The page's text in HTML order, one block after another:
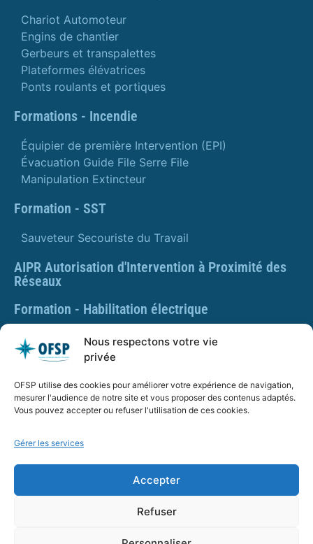
Nous respectons votre vie
privée
OFSP utilise des cookies pour améliorer votre expérience de navigation,
mesurer l'audience de notre site et vous proposer des contenus adaptés.
Vous pouvez accepter ou refuser l'utilisation de ces cookies.
Gérer les services
Accepter
Refuser
Chariot Automoteur
Engins de chantier
Gerbeurs et transpalettes
Plateformes élévatrices
Ponts roulants et portiques
Formations - Incendie
Équipier de première Intervention (EPI)
Évacuation Guide File Serre File
Manipulation Extincteur
Formation - SST
Sauveteur Secouriste du Travail
AIPR Autorisation d'Intervention à Proximité des
Réseaux
Formation - Habilitation électrique
Formation - Gestes et postures
Formation Gestes et Postures - Prévention des TMS
PLAQUETTE DE PRÉSENTATION OFSP
Numéro de déclaration d’activité : 84 01 01924 01 auprès
du préfet de région Auvergne Rhône Alpes, Ne vaut pas
agrément de l’État.